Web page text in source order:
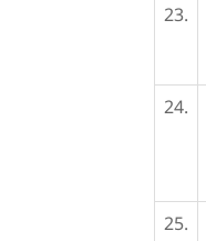
23.
24.
25.